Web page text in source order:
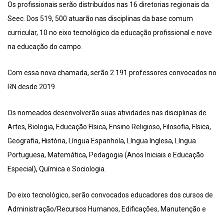
Os profissionais serão distribuídos nas 16 diretorias regionais da
Seec. Dos 519, 500 atuarão nas disciplinas da base comum
curricular, 10 no eixo tecnológico da educação profissional e nove
na educação do campo.
Com essa nova chamada, serão 2.191 professores convocados no
RN desde 2019.
Os nomeados desenvolverão suas atividades nas disciplinas de
Artes, Biologia, Educação Física, Ensino Religioso, Filosofia, Física,
Geografia, História, Língua Espanhola, Língua Inglesa, Língua
Portuguesa, Matemática, Pedagogia (Anos Iniciais e Educação
Especial), Química e Sociologia.
Do eixo tecnológico, serão convocados educadores dos cursos de
Administração/Recursos Humanos, Edificações, Manutenção e